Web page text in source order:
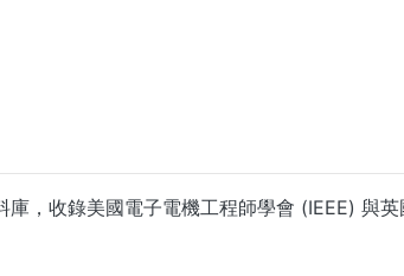
，收錄美國電子電機工程師學會 (IEEE) 與